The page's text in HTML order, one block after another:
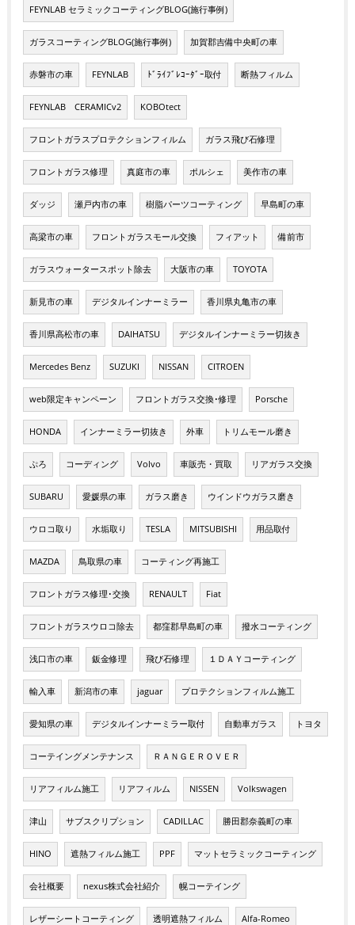
FEYNLAB セラミックコーティングBLOG(施行事例)
ガラスコーティングBLOG(施行事例) 加賀郡吉備中央町の車
赤磐市の車 FEYNLAB ﾄﾞﾗｲﾌﾞﾚｺｰﾀﾞｰ取付 断熱フィルム
FEYNLAB CERAMICv2 KOBOtect
フロントガラスプロテクションフィルム ガラス飛び石修理
フロントガラス修理 真庭市の車 ポルシェ 美作市の車
ダッジ 瀬戸内市の車 樹脂パーツコーティング 早島町の車
高梁市の車 フロントガラスモール交換 フィアット 備前市
ガラスウォータースポット除去 大阪市の車 TOYOTA
新見市の車 デジタルインナーミラー 香川県丸亀市の車
香川県高松市の車 DAIHATSU デジタルインナーミラー切抜き
Mercedes Benz SUZUKI NISSAN CITROEN
web限定キャンペーン フロントガラス交換･修理 Porsche
HONDA インナーミラー切抜き 外車 トリムモール磨き
ぷろ コーディング Volvo 車販売・買取 リアガラス交換
SUBARU 愛媛県の車 ガラス磨き ウインドウガラス磨き
ウロコ取り 水垢取り TESLA MITSUBISHI 用品取付
MAZDA 鳥取県の車 コーティング再施工
フロントガラス修理･交換 RENAULT Fiat
フロントガラスウロコ除去 都窪郡早島町の車 撥水コーティング
浅口市の車 鈑金修理 飛び石修理 １ＤＡＹコーティング
輸入車 新潟市の車 jaguar プロテクションフィルム施工
愛知県の車 デジタルインナーミラー取付 自動車ガラス トヨタ
コーテイングメンテナンス ＲＡＮＧＥＲＯＶＥＲ
リアフィルム施工 リアフィルム NISSEN Volkswagen
津山 サブスクリプション CADILLAC 勝田郡奈義町の車
HINO 遮熱フィルム施工 PPF マットセラミックコーティング
会社概要 nexus株式会社紹介 幌コーテイング
レザーシートコーティング 透明遮熱フィルム Alfa-Romeo